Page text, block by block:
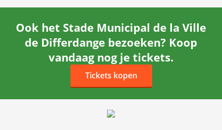
Ook het Stade Municipal de la Ville
de Differdange bezoeken? Koop
vandaag nog je tickets.
Tickets kopen